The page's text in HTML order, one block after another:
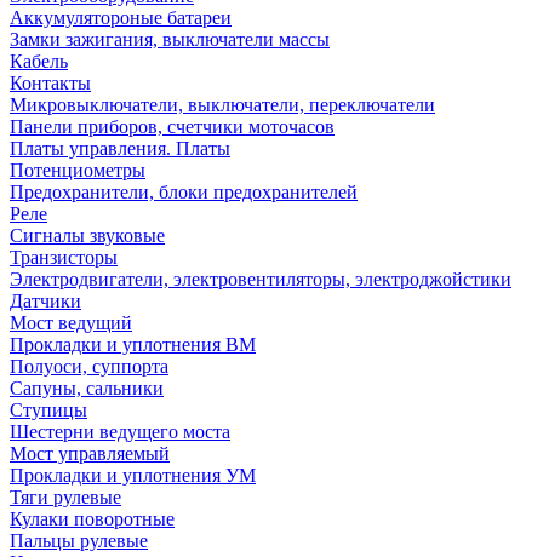
Аккумулятороные батареи
Замки зажигания, выключатели массы
Кабель
Контакты
Микровыключатели, выключатели, переключатели
Панели приборов, счетчики моточасов
Платы управления. Платы
Потенциометры
Предохранители, блоки предохранителей
Реле
Сигналы звуковые
Транзисторы
Электродвигатели, электровентиляторы, электроджойстики
Датчики
Мост ведущий
Прокладки и уплотнения ВМ
Полуоси, суппорта
Сапуны, сальники
Ступицы
Шестерни ведущего моста
Мост управляемый
Прокладки и уплотнения УМ
Тяги рулевые
Кулаки поворотные
Пальцы рулевые